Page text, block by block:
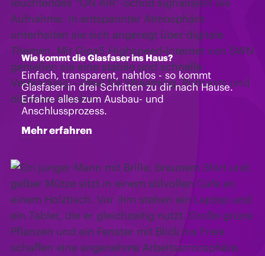
Wie kommt die Glasfaser ins Haus?
Einfach, transparent, nahtlos - so kommt
Glasfaser in drei Schritten zu dir nach Hause.
Erfahre alles zum Ausbau- und
Anschlussprozess.
Mehr erfahren